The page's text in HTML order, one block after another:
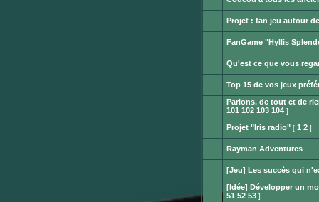
non
lu
Aucun
message
non
lu
Aucun
message
non
lu
Projet : fan jeu autour
Aucun
message
non
lu
FanGame "Hyllis
Aucun
message
non
lu
Qu'est ce que vous
Aucun
message
non
lu
Top 15 de vos jeux
Aucun
message
non
lu
Parlons, de tout et de
101 102 103 104]
Aucun
message
non
lu
Projet "Iris radio"[ 1 2]
Aucun
message
non
lu
Rayman Adventures
Aucun
message
non
[Jeu] Les succès qui
[Idée] Développer un
51 52 53]